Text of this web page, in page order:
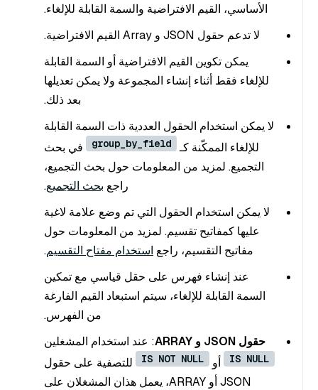
الأساسي، القيم الافتراضية والسمة القابلة للإلغاء.
لا تدعم حقول JSON و Array القيم الافتراضية.
يمكن تكوين القيم الافتراضية أو السمة القابلة
للإلغاء فقط أثناء إنشاء المجموعة ولا يمكن تعديلها
بعد ذلك.
لا يمكن استخدام الحقول العددية ذات السمة القابلة
للإلغاء الممكّنة كـ
group_by_field
في بحث
التجميع. لمزيد من المعلومات حول بحث التجميع،
راجع بحث التجميع.
لا يمكن استخدام الحقول التي تم وضع علامة لاغية
عليها كمفاتيح تقسيم. لمزيد من المعلومات حول
مفاتيح التقسيم، راجع استخدام مفتاح التقسيم.
عند إنشاء فهرس على حقل قياسي مع تمكين
السمة القابلة للإلغاء، سيتم استبعاد القيم الفارغة
من الفهرس.
حقول JSON و ARRAY
: عند استخدام المشغلين
IS NULL أو IS NOT NULL
للتصفية على حقول
JSON أو ARRAY، يعمل هذان المشغلان على